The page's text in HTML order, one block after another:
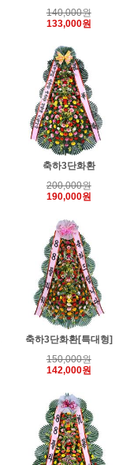
140,000원
133,000원
축하3단화환
200,000원
190,000원
축하3단화환[특대형]
150,000원
142,000원